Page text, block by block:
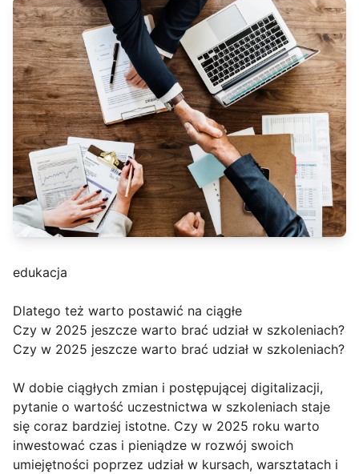
edukacja
Dlatego też warto postawić na ciągłe
Czy w 2025 jeszcze warto brać udział w szkoleniach?
Czy w 2025 jeszcze warto brać udział w szkoleniach?
W dobie ciągłych zmian i postępującej digitalizacji,
pytanie o wartość uczestnictwa w szkoleniach staje
się coraz bardziej istotne. Czy w 2025 roku warto
inwestować czas i pieniądze w rozwój swoich
umiejętności poprzez udział w kursach, warsztatach i